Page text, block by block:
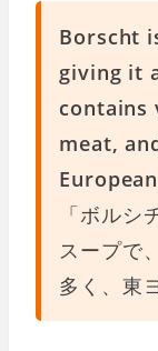
Borscht
giving it
contains
meat,
「ボルシ
スープで
多く、東